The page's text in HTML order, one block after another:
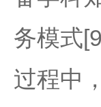
务模式
过程中